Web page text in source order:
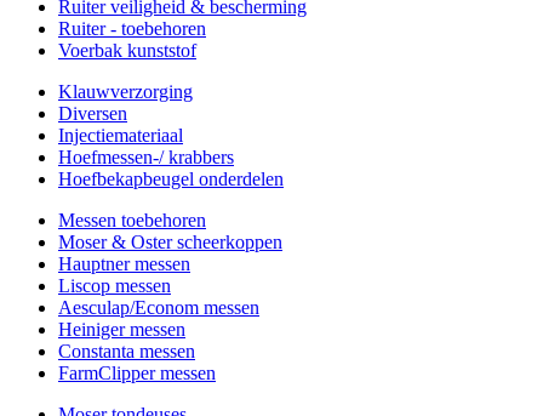
Ruiter veiligheid & bescherming
Ruiter - toebehoren
Voerbak kunststof
Klauwverzorging
Diversen
Injectiemateriaal
Hoefmessen-/ krabbers
Hoefbekapbeugel onderdelen
Messen toebehoren
Moser & Oster scheerkoppen
Hauptner messen
Liscop messen
Aesculap/Econom messen
Heiniger messen
Constanta messen
FarmClipper messen